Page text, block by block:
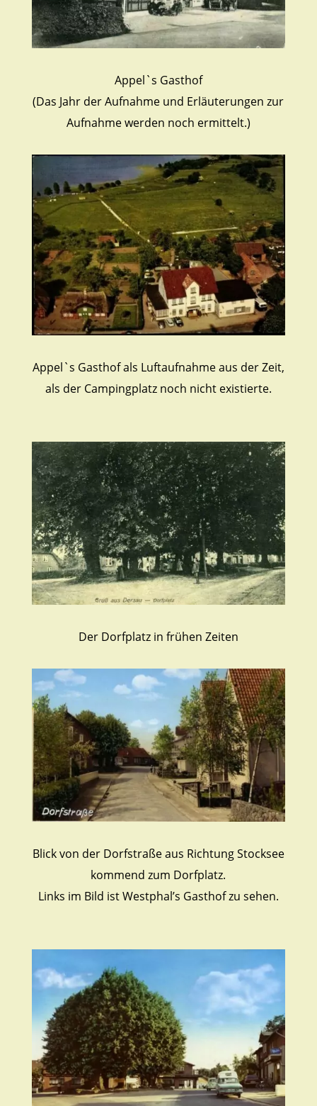
Appel`s Gasthof
(Das Jahr der Aufnahme und Erläuterungen zur
Aufnahme werden noch ermittelt.)
Appel`s Gasthof als Luftaufnahme aus der Zeit,
als der Campingplatz noch nicht existierte.
Der Dorfplatz in frühen Zeiten
Blick von der Dorfstraße aus Richtung Stocksee
kommend zum Dorfplatz.
Links im Bild ist Westphal’s Gasthof zu sehen.